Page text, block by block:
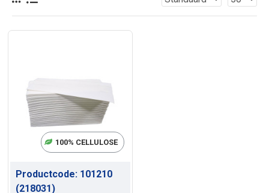
100% CELLULOSE
Productcode: 101210
(218031)